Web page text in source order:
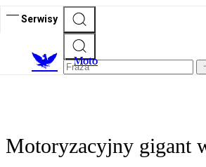
Serwisy
Moto
Motoryzacyjny gigant